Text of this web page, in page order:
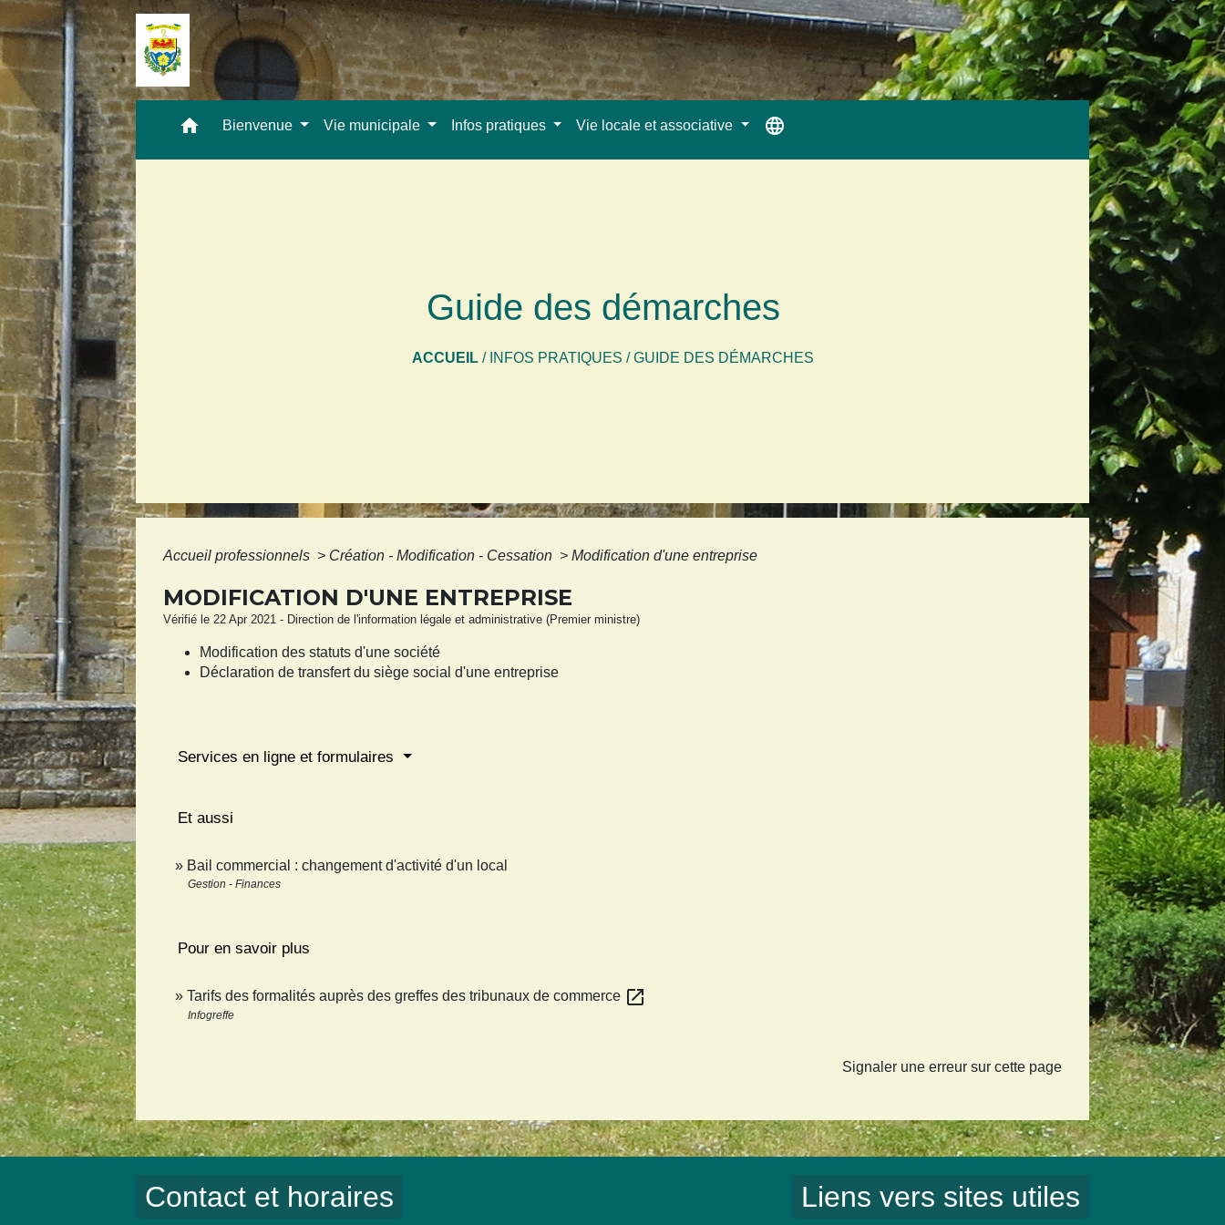
home Bienvenue Vie municipale Infos pratiques Vie locale et associative language
Guide des démarches
ACCUEIL/ INFOS PRATIQUES /GUIDE DES DÉMARCHES
Accueil professionnels > Création - Modification - Cessation > Modification d'une entreprise
MODIFICATION D'UNE ENTREPRISE
Vérifié le 22 Apr 2021 - Direction de l'information légale et administrative (Premier ministre)
Modification des statuts d'une société
Déclaration de transfert du siège social d'une entreprise
Services en ligne et formulaires
Et aussi
Bail commercial : changement d'activité d'un local
Gestion - Finances
Pour en savoir plus
Tarifs des formalités auprès des greffes des tribunaux de commerce open_in_new
Infogreffe
Signaler une erreur sur cette page
Contact et horaires Liens vers sites utiles